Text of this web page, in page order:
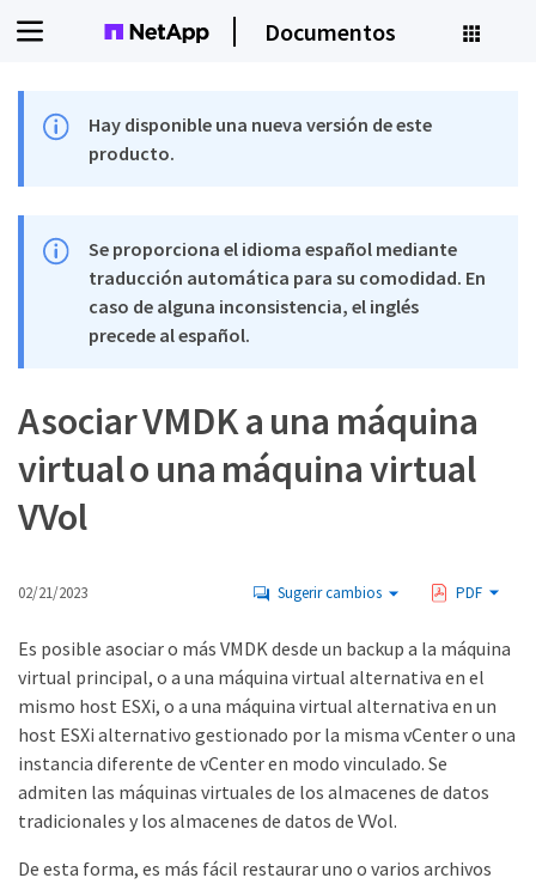
Documentos
Hay disponible una nueva versión de este
producto.
Se proporciona el idioma español mediante
traducción automática para su comodidad. En
caso de alguna inconsistencia, el inglés
precede al español.
Asociar VMDK a una máquina
virtual o una máquina virtual
VVol
02/21/2023 Sugerir cambios PDF
Es posible asociar o más VMDK desde un backup a la máquina
virtual principal, o a una máquina virtual alternativa en el
mismo host ESXi, o a una máquina virtual alternativa en un
host ESXi alternativo gestionado por la misma vCenter o una
instancia diferente de vCenter en modo vinculado. Se
admiten las máquinas virtuales de los almacenes de datos
tradicionales y los almacenes de datos de VVol.
De esta forma, es más fácil restaurar uno o varios archivos